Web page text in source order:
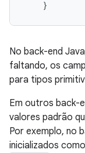
No back-end
faltando, os
para tipos
Em outros back-
valores padrão
Por exemplo, no
inicializados